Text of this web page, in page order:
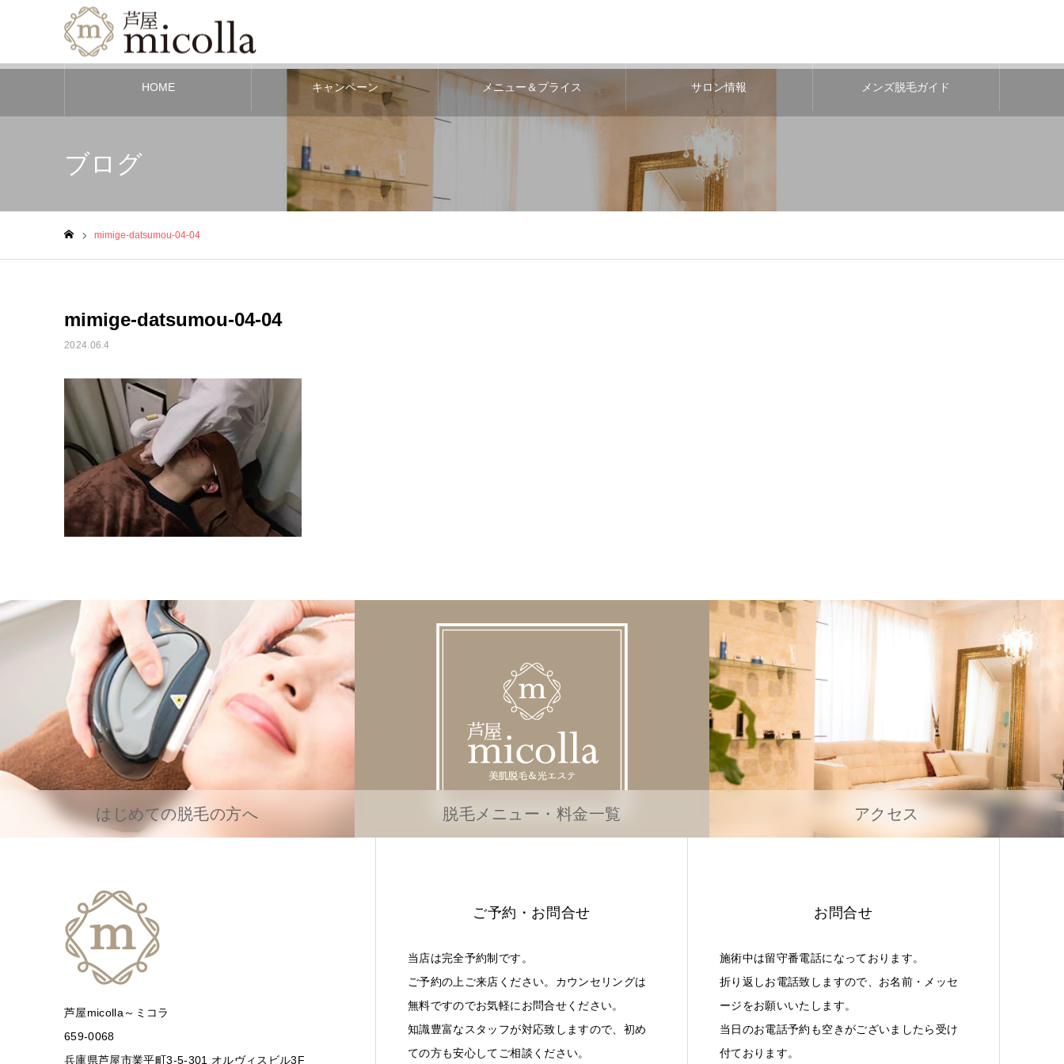
HOME キャンペーン メニュー＆プライス サロン情報 メンズ脱毛ガイド
ブログ
mimige-datsumou-04-04
mimige-datsumou-04-04
2024.06.4
はじめての脱毛の方へ 脱毛メニュー・料金一覧 アクセス
芦屋micolla～ミコラ
659-0068
兵庫県芦屋市業平町3-5-301 オルヴィスビル3F
ご予約・お問合せ
当店は完全予約制です。
ご予約の上ご来店ください。カウンセリングは
無料ですのでお気軽にお問合せください。
知識豊富なスタッフが対応致しますので、初め
ての方も安心してご相談ください。
お問合せ
施術中は留守番電話になっております。
折り返しお電話致しますので、お名前・メッセ
ージをお願いいたします。
当日のお電話予約も空きがございましたら受け
付ております。